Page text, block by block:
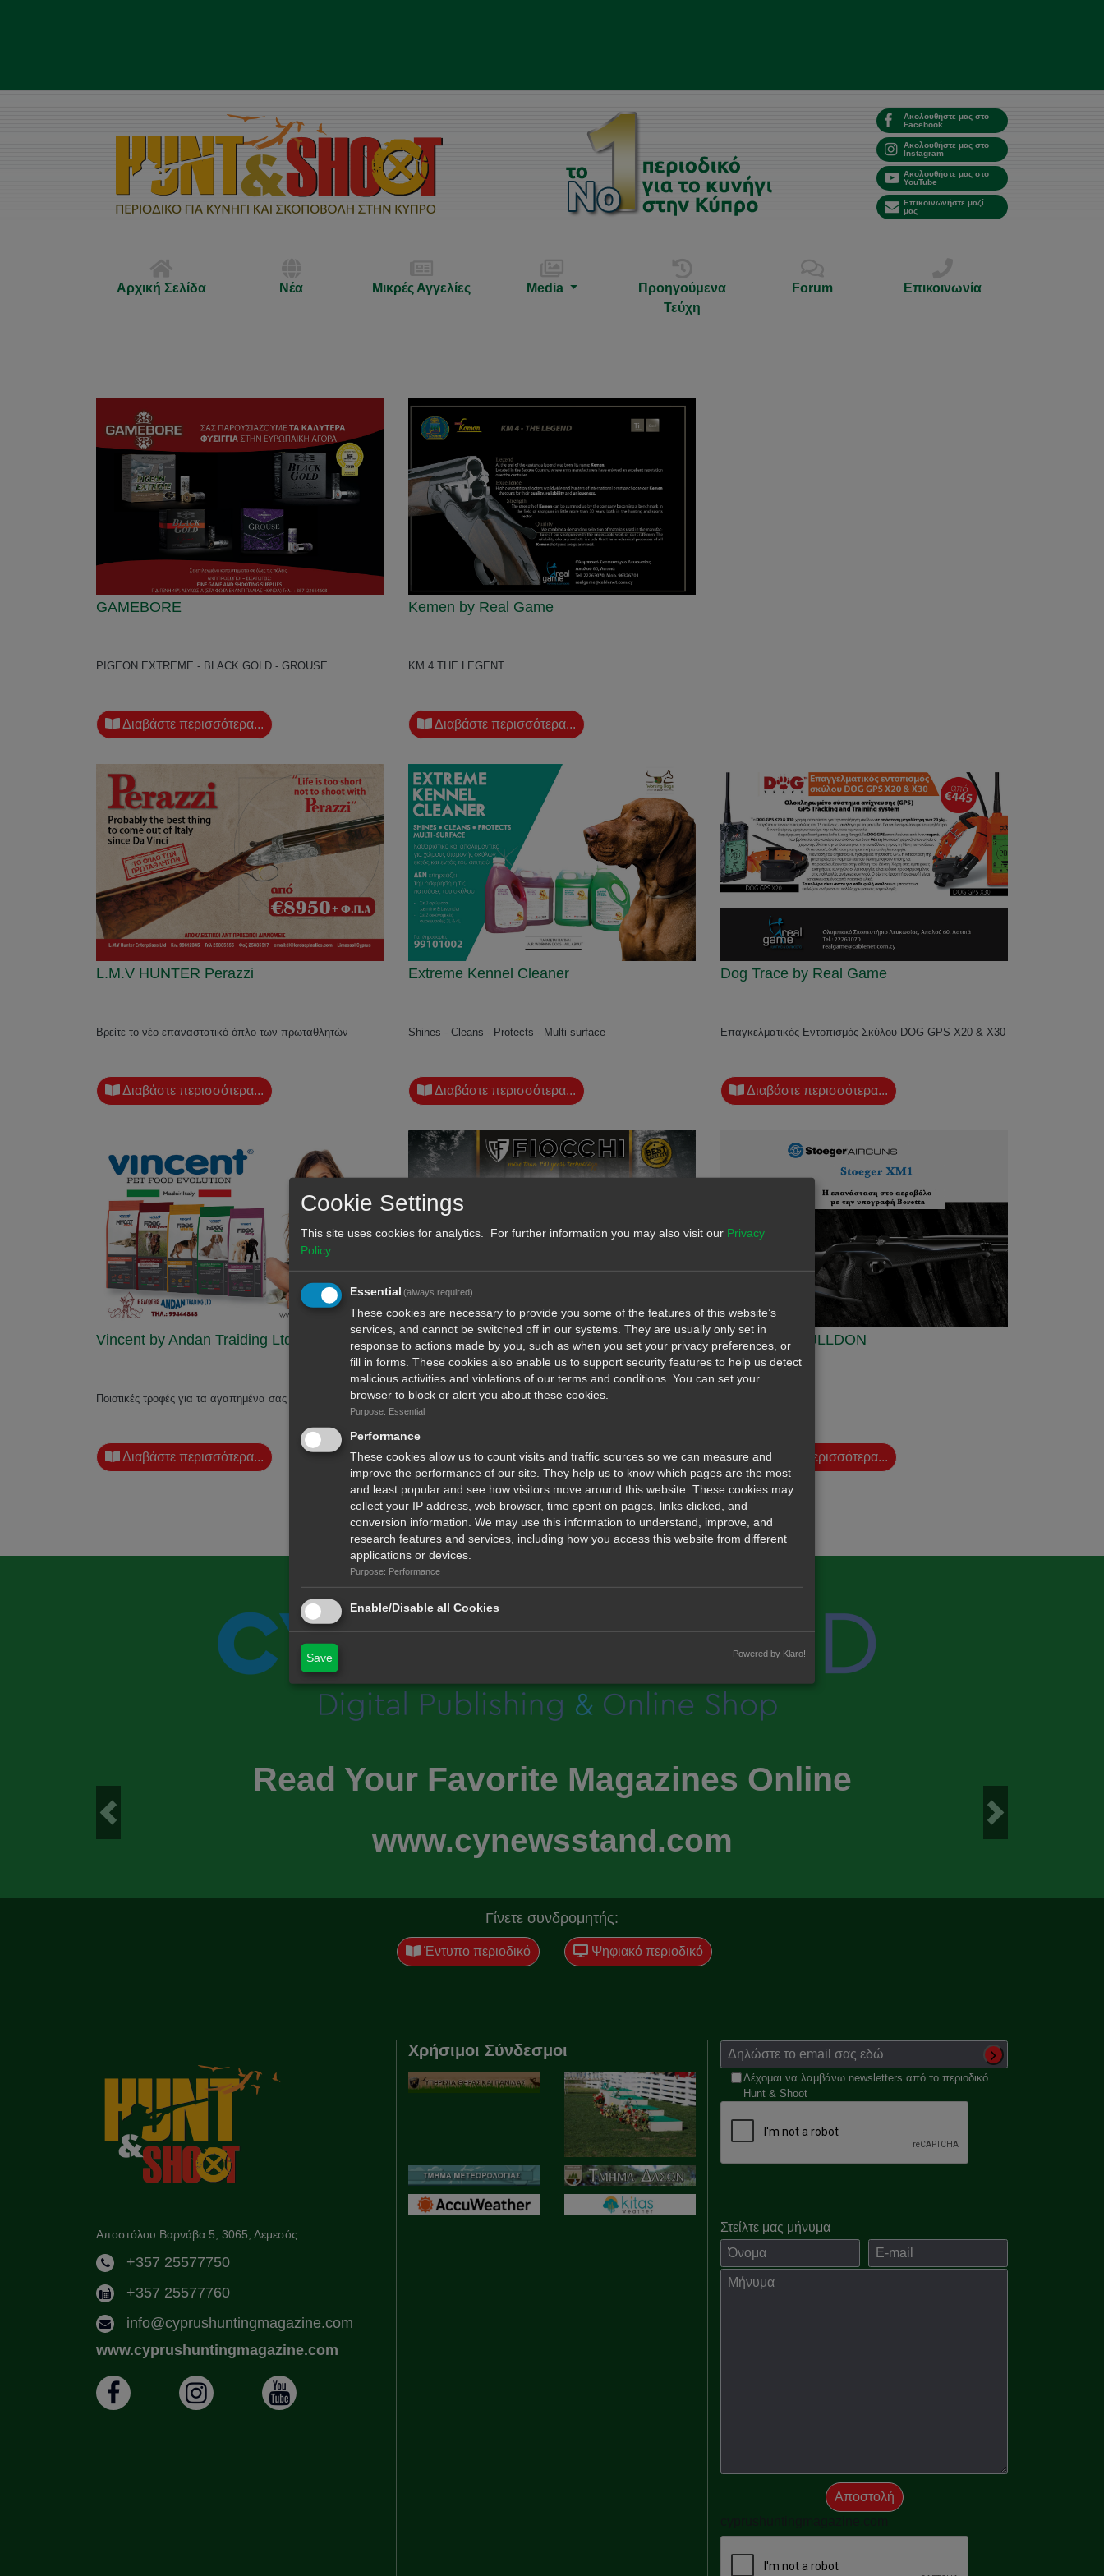
Ακολουθήστε μας στο
Facebook
Ακολουθήστε μας στο
Instagram
Ακολουθήστε μας στο
YouTube
Επικοινωνήστε μαζί
μας
Αρχική Σελίδα Νέα Μικρές Αγγελίες Media
Προηγούμενα
Τεύχη
Forum Επικοινωνία
GAMEBORE
PIGEON EXTREME - BLACK GOLD - GROUSE
Διαβάστε περισσότερα...
Kemen by Real Game
KM 4 THE LEGENT
Διαβάστε περισσότερα...
L.M.V HUNTER Perazzi
Βρείτε το νέο επαναστατικό όπλο των πρωταθλητών
Διαβάστε περισσότερα...
Extreme Kennel Cleaner
Shines - Cleans - Protects - Multi surface
Διαβάστε περισσότερα...
Dog Trace by Real Game
Επαγκελματικός Εντοπισμός Σκύλου DOG GPS X20 & X30
Διαβάστε περισσότερα...
Vincent by Andan Traiding Ltd
Ποιοτικές τροφές για τα αγαπημένα σας τετράποδα
Διαβάστε περισσότερα...
FIOCCHI - OLYMPIA
ΠΕΡΙΣΣΟΤΕΡΑ ΑΠΟ 150 ΧΡΟΝΙΑ ΤΕΧΝΟΛΟΓΙΑΣ
Διαβάστε περισσότερα...
STOEGER BULLDON
Διαβάστε περισσότερα...
«Previous
1 ... 23 24 25 26 27 ... 66 »Next
Read Your Favorite Magazines Online
www.cynewsstand.com
Γίνετε συνδρομητής:
Έντυπο περιοδικό Ψηφιακό περιοδικό
Αποστόλου Βαρνάβα 5, 3065, Λεμεσός
+357 25577750
+357 25577760
info@cyprushuntingmagazine.com
www.cyprushuntingmagazine.com
Χρήσιμοι Σύνδεσμοι
Δέχομαι να λαμβάνω newsletters από το περιοδικό
Hunt & Shoot
Στείλτε μας μήνυμα
Όνομα
E-mail
Μήνημα
Αποστολή
Cookie Settings
This site uses cookies for analytics. For further information you may also visit our Privacy
Policy.
Essential (always required)
These cookies are necessary to provide you some of the features of this website’s
services, and cannot be switched off in our systems. They are usually only set in
response to actions made by you, such as when you set your privacy preferences, or
fill in forms. These cookies also enable us to support security features to help us detect
malicious activities and violations of our terms and conditions. You can set your
browser to block or alert you about these cookies.
Purpose: Essential
Performance
These cookies allow us to count visits and traffic sources so we can measure and
improve the performance of our site. They help us to know which pages are the most
and least popular and see how visitors move around this website. These cookies may
collect your IP address, web browser, time spent on pages, links clicked, and
conversion information. We may use this information to understand, improve, and
research features and services, including how you access this website from different
applications or devices.
Purpose: Performance
Enable/Disable all Cookies
Save Powered by Klaro!